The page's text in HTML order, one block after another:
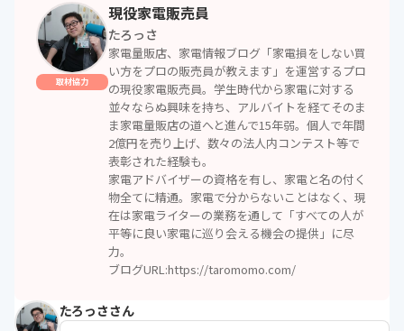
取材協力
現役家電販売員
たろっさ
家電量販店、家電情報ブログ「家電損をしない買
い方をプロの販売員が教えます」を運営するプロ
の現役家電販売員。学生時代から家電に対する
並々ならぬ興味を持ち、アルバイトを経てそのま
ま家電量販店の道へと進んで15年弱。個人で年間
2億円を売り上げ、数々の法人内コンテスト等で
表彰された経験も。
家電アドバイザーの資格を有し、家電と名の付く
物全てに精通。家電で分からないことはなく、現
在は家電ライターの業務を通して「すべての人が
平等に良い家電に巡り会える機会の提供」に尽
力。
ブログURL:https://taromomo.com/
たろっささん